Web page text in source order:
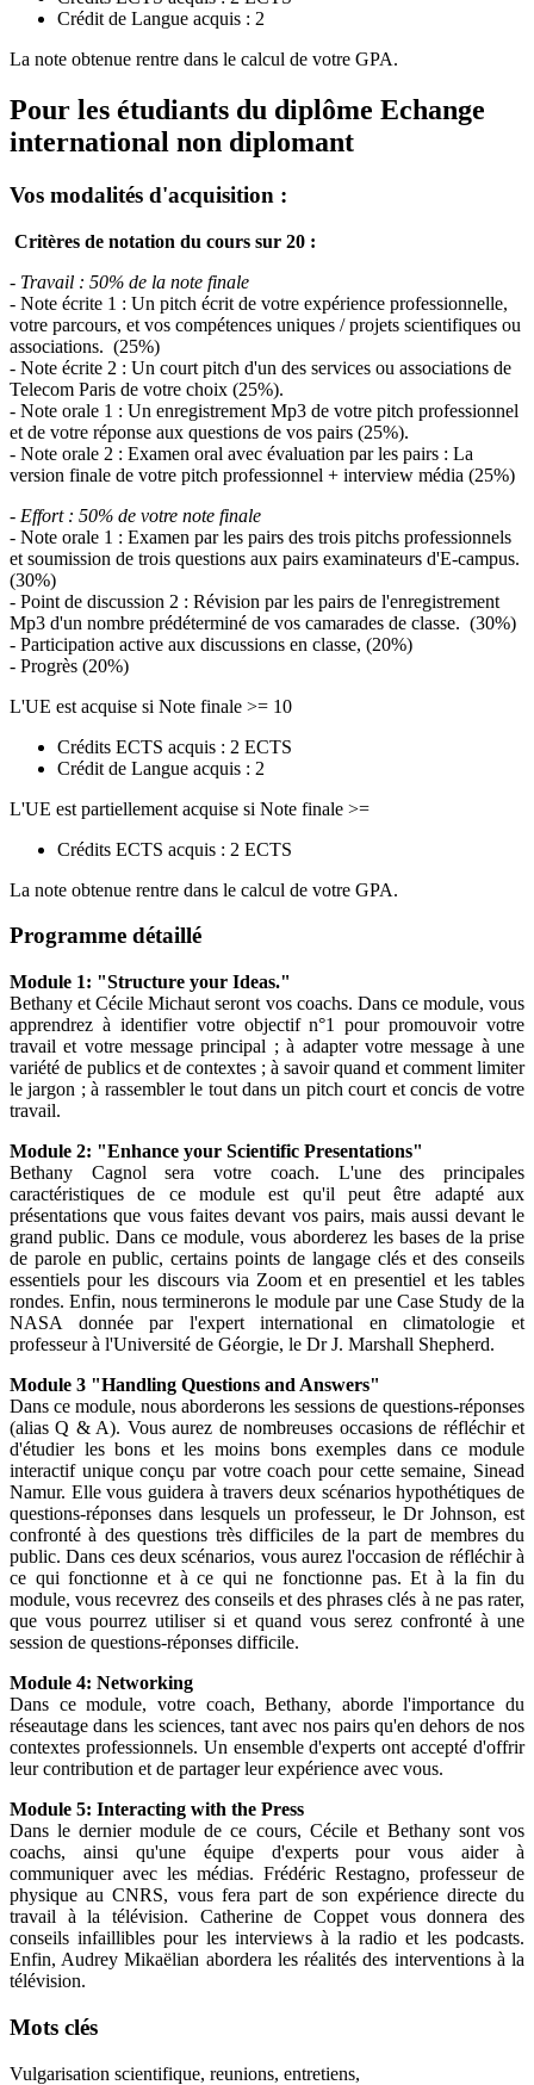
Crédit de Langue acquis : 2
La note obtenue rentre dans le calcul de votre GPA.
Pour les étudiants du diplôme Echange
international non diplomant
Vos modalités d'acquisition :
Critères de notation du cours sur 20 :
- Travail : 50% de la note finale
- Note écrite 1 : Un pitch écrit de votre expérience professionnelle,
votre parcours, et vos compétences uniques / projets scientifiques ou
associations. (25%)
- Note écrite 2 : Un court pitch d'un des services ou associations de
Telecom Paris de votre choix (25%).
- Note orale 1 : Un enregistrement Mp3 de votre pitch professionnel
et de votre réponse aux questions de vos pairs (25%).
- Note orale 2 : Examen oral avec évaluation par les pairs : La
version finale de votre pitch professionnel + interview média (25%)
- Effort : 50% de votre note finale
- Note orale 1 : Examen par les pairs des trois pitchs professionnels
et soumission de trois questions aux pairs examinateurs d'E-campus.
(30%)
- Point de discussion 2 : Révision par les pairs de l'enregistrement
Mp3 d'un nombre prédéterminé de vos camarades de classe. (30%)
- Participation active aux discussions en classe, (20%)
- Progrès (20%)
L'UE est acquise si Note finale >= 10
Crédits ECTS acquis : 2 ECTS
Crédit de Langue acquis : 2
L'UE est partiellement acquise si Note finale >=
Crédits ECTS acquis : 2 ECTS
La note obtenue rentre dans le calcul de votre GPA.
Programme détaillé
Module 1: "Structure your Ideas."
Bethany et Cécile Michaut seront vos coachs. Dans ce module, vous
apprendrez à identifier votre objectif n°1 pour promouvoir votre
travail et votre message principal ; à adapter votre message à une
variété de publics et de contextes ; à savoir quand et comment limiter
le jargon ; à rassembler le tout dans un pitch court et concis de votre
travail.
Module 2: "Enhance your Scientific Presentations"
Bethany Cagnol sera votre coach. L'une des principales
caractéristiques de ce module est qu'il peut être adapté aux
présentations que vous faites devant vos pairs, mais aussi devant le
grand public. Dans ce module, vous aborderez les bases de la prise
de parole en public, certains points de langage clés et des conseils
essentiels pour les discours via Zoom et en presentiel et les tables
rondes. Enfin, nous terminerons le module par une Case Study de la
NASA donnée par l'expert international en climatologie et
professeur à l'Université de Géorgie, le Dr J. Marshall Shepherd.
Module 3 "Handling Questions and Answers"
Dans ce module, nous aborderons les sessions de questions-réponses
(alias Q & A). Vous aurez de nombreuses occasions de réfléchir et
d'étudier les bons et les moins bons exemples dans ce module
interactif unique conçu par votre coach pour cette semaine, Sinead
Namur. Elle vous guidera à travers deux scénarios hypothétiques de
questions-réponses dans lesquels un professeur, le Dr Johnson, est
confronté à des questions très difficiles de la part de membres du
public. Dans ces deux scénarios, vous aurez l'occasion de réfléchir à
ce qui fonctionne et à ce qui ne fonctionne pas. Et à la fin du
module, vous recevrez des conseils et des phrases clés à ne pas rater,
que vous pourrez utiliser si et quand vous serez confronté à une
session de questions-réponses difficile.
Module 4: Networking
Dans ce module, votre coach, Bethany, aborde l'importance du
réseautage dans les sciences, tant avec nos pairs qu'en dehors de nos
contextes professionnels. Un ensemble d'experts ont accepté d'offrir
leur contribution et de partager leur expérience avec vous.
Module 5: Interacting with the Press
Dans le dernier module de ce cours, Cécile et Bethany sont vos
coachs, ainsi qu'une équipe d'experts pour vous aider à
communiquer avec les médias. Frédéric Restagno, professeur de
physique au CNRS, vous fera part de son expérience directe du
travail à la télévision. Catherine de Coppet vous donnera des
conseils infaillibles pour les interviews à la radio et les podcasts.
Enfin, Audrey Mikaëlian abordera les réalités des interventions à la
télévision.
Mots clés
Vulgarisation scientifique, reunions, entretiens,